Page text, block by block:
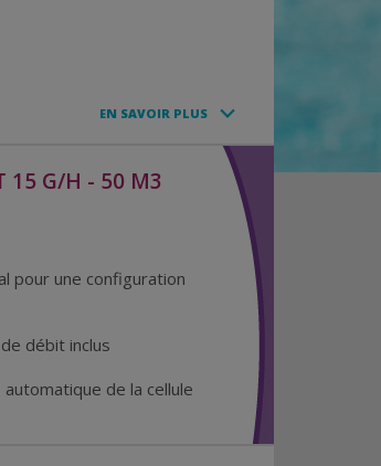
EN SAVOIR PLUS
15 G/H - 50 M3
pour une configuration
débit inclus
de la cellule